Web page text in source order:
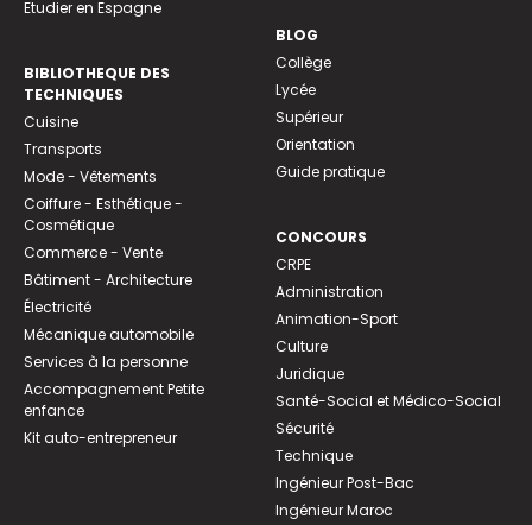
Etudier en Espagne
BIBLIOTHEQUE DES
TECHNIQUES
Cuisine
Transports
Mode - Vêtements
Coiffure - Esthétique -
Cosmétique
Commerce - Vente
Bâtiment - Architecture
Électricité
Mécanique automobile
Services à la personne
Accompagnement Petite
enfance
Kit auto-entrepreneur
BLOG
Collège
Lycée
Supérieur
Orientation
Guide pratique
CONCOURS
CRPE
Administration
Animation-Sport
Culture
Juridique
Santé-Social et Médico-Social
Sécurité
Technique
Ingénieur Post-Bac
Ingénieur Maroc